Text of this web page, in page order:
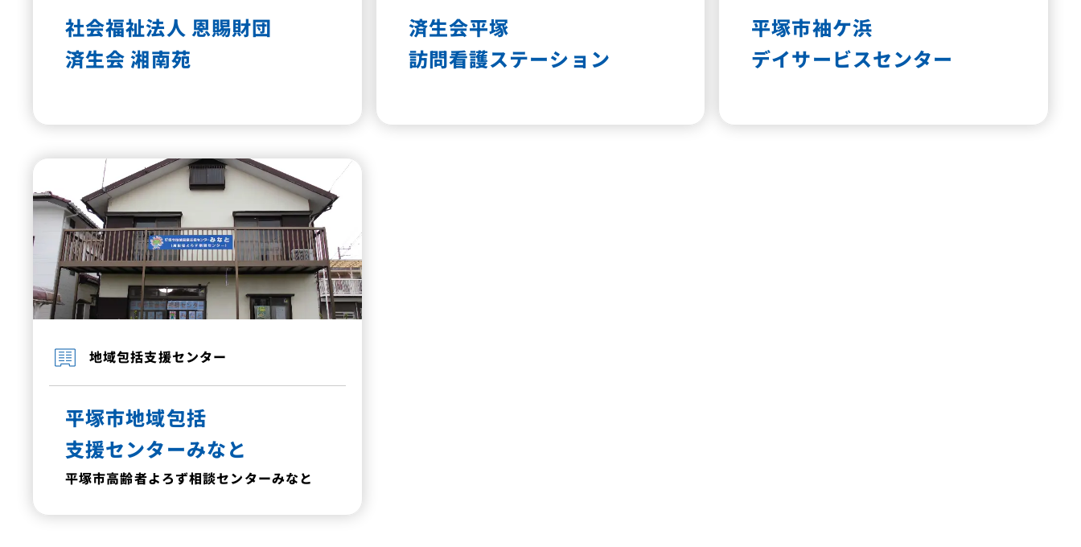
社会福祉法人 恩賜財団
済生会 湘南苑
済生会平塚
訪問看護ステーション
平塚市袖ケ浜
デイサービスセンター
地域包括支援センター
平塚市地域包括
支援センターみなと
平塚市高齢者よろず相談センターみなと